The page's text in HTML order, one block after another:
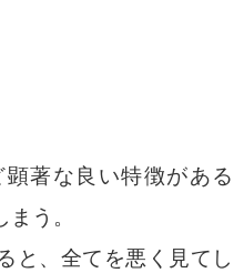
著な良い特徴がある
う。
と、全てを悪く見てし